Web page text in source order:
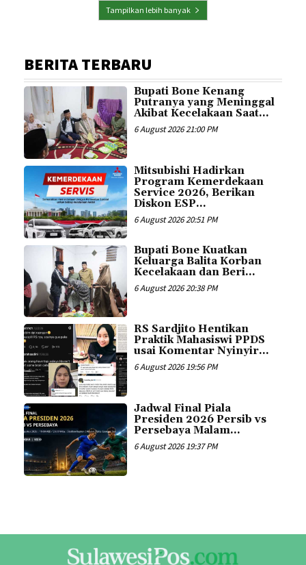
Tampilkan lebih banyak
BERITA TERBARU
Bupati Bone Kenang
Putranya yang Meninggal
Akibat Kecelakaan Saat...
6 August 2026 21:00 PM
Mitsubishi Hadirkan
Program Kemerdekaan
Service 2026, Berikan
Diskon ESP...
6 August 2026 20:51 PM
Bupati Bone Kuatkan
Keluarga Balita Korban
Kecelakaan dan Beri...
6 August 2026 20:38 PM
RS Sardjito Hentikan
Praktik Mahasiswi PPDS
usai Komentar Nyinyir...
6 August 2026 19:56 PM
Jadwal Final Piala
Presiden 2026 Persib vs
Persebaya Malam...
6 August 2026 19:37 PM